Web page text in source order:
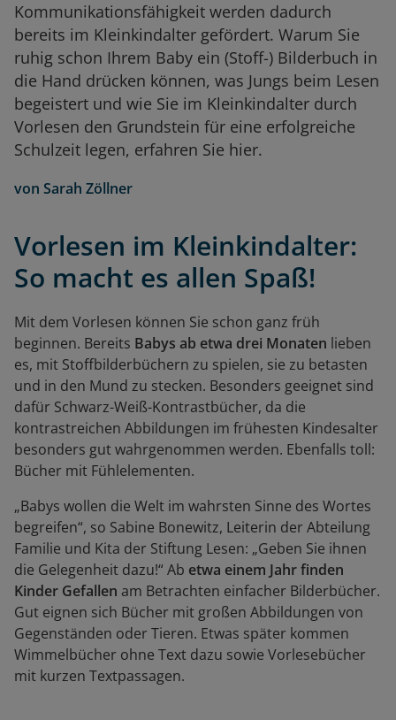
Kommunikationsfähigkeit werden dadurch
bereits im Kleinkindalter gefördert. Warum Sie
ruhig schon Ihrem Baby ein (Stoff-) Bilderbuch in
die Hand drücken können, was Jungs beim Lesen
begeistert und wie Sie im Kleinkindalter durch
Vorlesen den Grundstein für eine erfolgreiche
Schulzeit legen, erfahren Sie hier.
von Sarah Zöllner
Vorlesen im Kleinkindalter:
So macht es allen Spaß!
Mit dem Vorlesen können Sie schon ganz früh
beginnen. Bereits Babys ab etwa drei Monaten lieben
es, mit Stoffbilderbüchern zu spielen, sie zu betasten
und in den Mund zu stecken. Besonders geeignet sind
dafür Schwarz-Weiß-Kontrastbücher, da die
kontrastreichen Abbildungen im frühesten Kindesalter
besonders gut wahrgenommen werden. Ebenfalls toll:
Bücher mit Fühlelementen.
„Babys wollen die Welt im wahrsten Sinne des Wortes
begreifen“, so Sabine Bonewitz, Leiterin der Abteilung
Familie und Kita der Stiftung Lesen: „Geben Sie ihnen
die Gelegenheit dazu!“ Ab etwa einem Jahr finden
Kinder Gefallen am Betrachten einfacher Bilderbücher.
Gut eignen sich Bücher mit großen Abbildungen von
Gegenständen oder Tieren. Etwas später kommen
Wimmelbücher ohne Text dazu sowie Vorlesebücher
mit kurzen Textpassagen.